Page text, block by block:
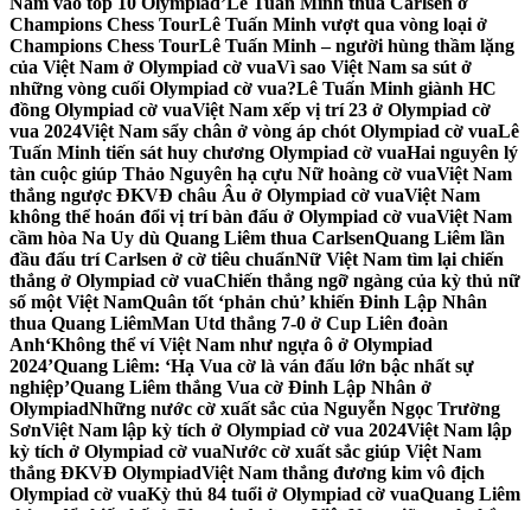
Champions Chess TourLê Tuấn Minh vượt qua vòng loại ở
Champions Chess TourLê Tuấn Minh – người hùng thầm lặng
của Việt Nam ở Olympiad cờ vuaVì sao Việt Nam sa sút ở
những vòng cuối Olympiad cờ vua?Lê Tuấn Minh giành HC
đồng Olympiad cờ vuaViệt Nam xếp vị trí 23 ở Olympiad cờ
vua 2024Việt Nam sẩy chân ở vòng áp chót Olympiad cờ vuaLê
Tuấn Minh tiến sát huy chương Olympiad cờ vuaHai nguyên lý
tàn cuộc giúp Thảo Nguyên hạ cựu Nữ hoàng cờ vuaViệt Nam
thắng ngược ĐKVĐ châu Âu ở Olympiad cờ vuaViệt Nam
không thể hoán đổi vị trí bàn đấu ở Olympiad cờ vuaViệt Nam
cầm hòa Na Uy dù Quang Liêm thua CarlsenQuang Liêm lần
đầu đấu trí Carlsen ở cờ tiêu chuẩnNữ Việt Nam tìm lại chiến
thắng ở Olympiad cờ vuaChiến thắng ngỡ ngàng của kỳ thủ nữ
số một Việt NamQuân tốt ‘phản chủ’ khiến Đinh Lập Nhân
thua Quang LiêmMan Utd thắng 7-0 ở Cup Liên đoàn
Anh‘Không thể ví Việt Nam như ngựa ô ở Olympiad
2024’Quang Liêm: ‘Hạ Vua cờ là ván đấu lớn bậc nhất sự
nghiệp’Quang Liêm thắng Vua cờ Đinh Lập Nhân ở
OlympiadNhững nước cờ xuất sắc của Nguyễn Ngọc Trường
SơnViệt Nam lập kỳ tích ở Olympiad cờ vua 2024Việt Nam lập
kỳ tích ở Olympiad cờ vuaNước cờ xuất sắc giúp Việt Nam
thắng ĐKVĐ OlympiadViệt Nam thắng đương kim vô địch
Olympiad cờ vuaKỳ thủ 84 tuổi ở Olympiad cờ vuaQuang Liêm